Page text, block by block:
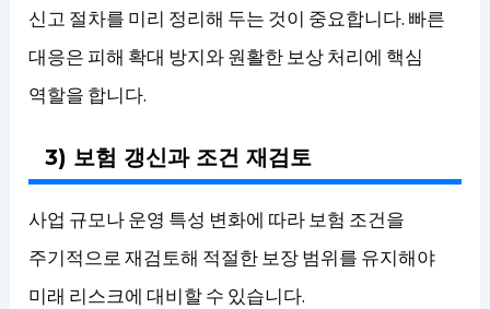
신고 절차를 미리 정리해 두는 것이 중요합니다. 빠른
대응은 피해 확대 방지와 원활한 보상 처리에 핵심
역할을 합니다.
3) 보험 갱신과 조건 재검토
사업 규모나 운영 특성 변화에 따라 보험 조건을
주기적으로 재검토해 적절한 보장 범위를 유지해야
미래 리스크에 대비할 수 있습니다.